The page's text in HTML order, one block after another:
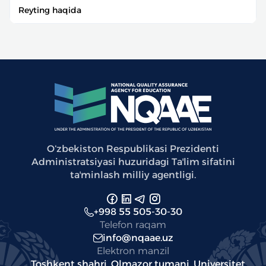
Reyting haqida
Oʻzbekiston Respublikasi Prezidenti
Administratsiyasi huzuridagi Taʼlim sifatini
taʼminlash milliy agentligi.
+998 55 505-30-30
Telefon raqam
info@nqaae.uz
Elektron manzil